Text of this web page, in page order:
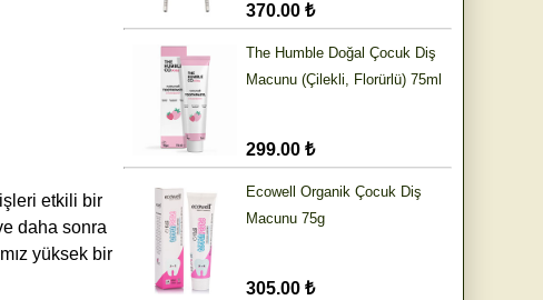
etkili bir
daha sonra
yüksek bir
370.00 ₺
The Humble Doğal Çocuk Diş
Macunu (Çilekli, Florürlü) 75ml
299.00 ₺
Ecowell Organik Çocuk Diş
Macunu 75g
305.00 ₺